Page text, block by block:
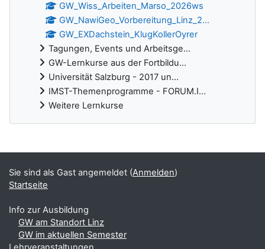
GW_Wiss_Arbeiten_Marso_2026ws
GW_NawiGeo_Vorbereitung_Linz_2...
GW_EXDachstein_KlugKollerOyrer
Tagungen, Events und Arbeitsge...
GW-Lernkurse aus der Fortbildu...
Universität Salzburg - 2017 un...
IMST-Themenprogramme - FORUM.I...
Weitere Lernkurse
Ergänzungsblöcke
Sie sind als Gast angemeldet (Anmelden)
Startseite
Info zur Ausbildung
GW am Standort Linz
GW im aktuellen Semester